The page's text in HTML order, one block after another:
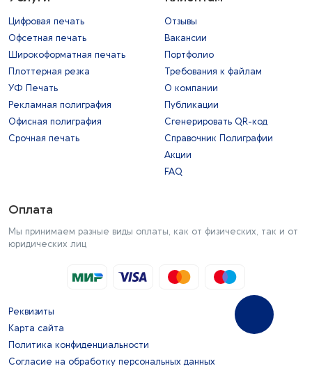
Цифровая печать
Офсетная печать
Широкоформатная печать
Плоттерная резка
УФ Печать
Рекламная полиграфия
Офисная полиграфия
Срочная печать
Отзывы
Вакансии
Портфолио
Требования к файлам
О компании
Публикации
Сгенерировать QR-код
Справочник Полиграфии
Акции
FAQ
Оплата
Мы принимаем разные виды оплаты, как от физических, так и от
юридических лиц
Реквизиты
Карта сайта
Политика конфиденциальности
Согласие на обработку персональных данных